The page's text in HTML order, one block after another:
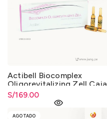
Actibell Biocomplex
Oligorevitalizing Zell Caja
de 10 Ampollas x 2ml.
S/169.00
AGOTADO